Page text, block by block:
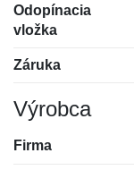
Odopínacia
vložka
Záruka
Výrobca
Firma